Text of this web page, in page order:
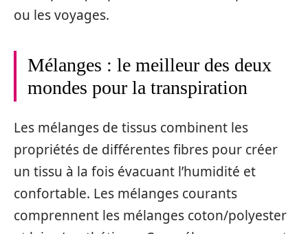
ou les voyages.
Mélanges : le meilleur des deux
mondes pour la transpiration
Les mélanges de tissus combinent les
propriétés de différentes fibres pour créer
un tissu à la fois évacuant l’humidité et
confortable. Les mélanges courants
comprennent les mélanges coton/polyester